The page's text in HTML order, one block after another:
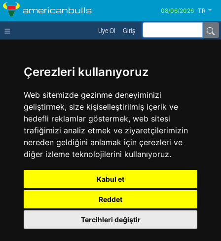
Çerezleri kullanıyoruz
Web sitemizde gezinme deneyiminizi
geliştirmek, size kişiselleştirilmiş içerik ve
hedefli reklamlar göstermek, web sitesi
trafiğimizi analiz etmek ve ziyaretçilerimizin
nereden geldiğini anlamak için çerezleri ve
diğer izleme teknolojilerini kullanıyoruz.
Kabul et
Reddet
Tercihleri değiştir
americanbulls TR
Üye Ol Giriş